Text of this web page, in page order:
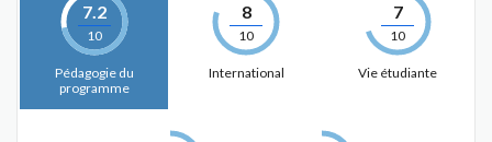
7.2
10
Pédagogie du
programme
8
10
International
7
10
Vie étudiante